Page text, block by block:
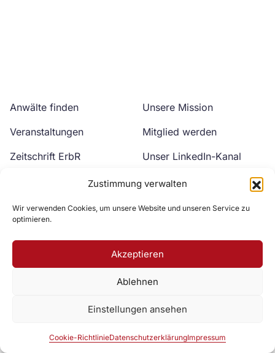
Zustimmung verwalten
Wir verwenden Cookies, um unsere Website und unseren Service zu
optimieren.
Akzeptieren
Ablehnen
Einstellungen ansehen
Cookie-RichtlinieDatenschutzerklärungImpressum
Anwälte finden
Veranstaltungen
Zeitschrift ErbR
Unsere Mission
Mitglied werden
Unser LinkedIn-Kanal
Unser YouTube-Kanal
Zur DAV Webseite